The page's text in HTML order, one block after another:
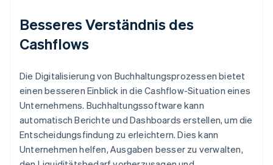
Besseres Verständnis des
Cashflows
Die Digitalisierung von Buchhaltungsprozessen bietet
einen besseren Einblick in die Cashflow-Situation eines
Unternehmens. Buchhaltungssoftware kann
automatisch Berichte und Dashboards erstellen, um die
Entscheidungsfindung zu erleichtern. Dies kann
Unternehmen helfen, Ausgaben besser zu verwalten,